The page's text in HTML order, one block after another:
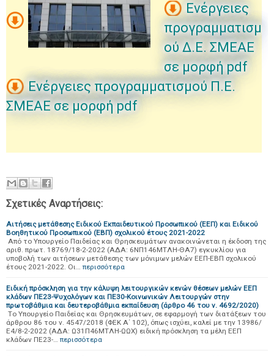
Ενέργειες
προγραμματισμ
ού Δ.Ε. ΣΜΕΑΕ
σε μορφή pdf
Ενέργειες προγραμματισμού Π.Ε.
ΣΜΕΑΕ σε μορφή pdf
Σχετικές Αναρτήσεις:
Αιτήσεις μετάθεσης Ειδικού Εκπαιδευτικού Προσωπικού (ΕΕΠ) και Ειδικού
Βοηθητικού Προσωπικού (ΕΒΠ) σχολικού έτους 2021-2022
Από το Υπουργείο Παιδείας και Θρησκευμάτων ανακοινώνεται η έκδοση της
αριθ. πρωτ. 18769/18-2-2022 (ΑΔΑ: 6ΝΠ146ΜΤΛΗ-ΘΑ7) εγκυκλίου για
υποβολή των αιτήσεων μετάθεσης των μόνιμων μελών ΕΕΠ-ΕΒΠ σχολικού
έτους 2021-2022. Οι… περισσότερα
Ειδική πρόσκληση για την κάλυψη λειτουργικών κενών θέσεων μελών ΕΕΠ
κλάδων ΠΕ23-Ψυχολόγων και ΠΕ30-Κοινωνικών Λειτουργών στην
πρωτοβάθμια και δευτεροβάθμια εκπαίδευση (άρθρο 46 του ν. 4692/2020)
Tο Υπουργείο Παιδείας και Θρησκευμάτων, σε εφαρμογή των διατάξεων του
άρθρου 86 του ν. 4547/2018 (ΦΕΚ Α΄ 102), όπως ισχύει, καλεί με την 13986/
Ε4/8-2-2022 (ΑΔΑ: Ω31Π46ΜΤΛΗ-ΩΩΧ) ειδική πρόσκληση τα μέλη ΕΕΠ
κλάδων ΠΕ23-… περισσότερα